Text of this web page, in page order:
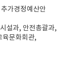
가경정예산안
설과, 안전총괄과,
육문화회관,